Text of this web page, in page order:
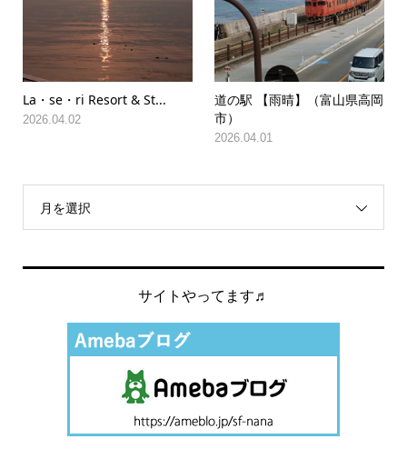
La・se・ri Resort & St...
2026.04.02
道の駅 【雨晴】（富山県高岡
市）
2026.04.01
月を選択
サイトやってます♬